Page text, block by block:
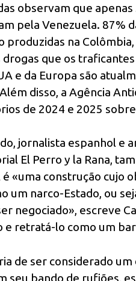
observam que
pela Venezuela. 87%
produzidas na
drogas que os
e da Europa são
disso, a Agência
de 2024 e 2025
jornalista espanhol e
El Perro y la Rana,
«uma construção cujo
um narco-Estado, ou
negociado», escreve
e retratá-lo como um
de ser considerado
seu bando de rufiões,